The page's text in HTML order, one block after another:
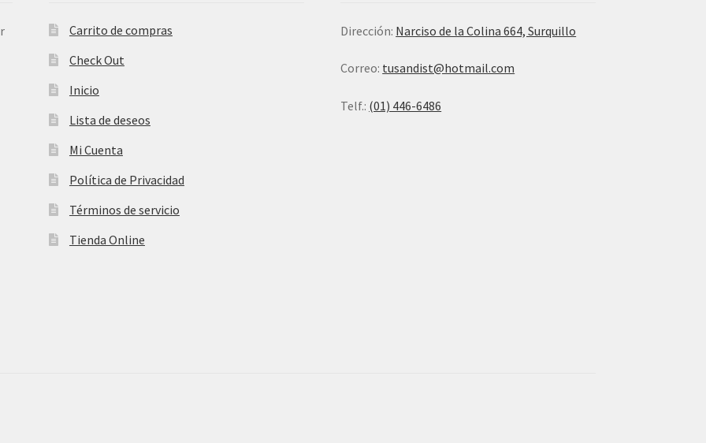
Carrito de compras
Check Out
Inicio
Lista de deseos
Mi Cuenta
Política de Privacidad
Términos de servicio
Tienda Online
Dirección: Narciso de la Colina 664, Surquillo
Correo: tusandist@hotmail.com
Telf.: (01) 446-6486